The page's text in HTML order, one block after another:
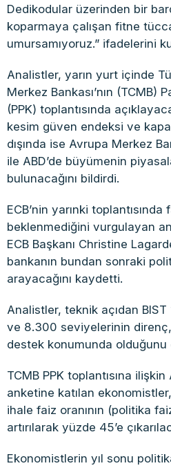
Dedikodular üzerinden bir
koparmaya çalışan fitne
umursamıyoruz.” ifadelerini
Analistler, yarın yurt içinde
Merkez Bankası’nın (TCMB)
(PPK) toplantısında
kesim güven endeksi ve
dışında ise Avrupa Merkez
ile ABD’de büyümenin
bulunacağını bildirdi.
ECB’nin yarınki
beklenmediğini vurgulayan
ECB Başkanı Christine
bankanın bundan sonraki
arayacağını kaydetti.
Analistler, teknik açıdan
ve 8.300 seviyelerinin
destek konumunda olduğunu
TCMB PPK toplantısına ilişkin
anketine katılan
ihale faiz oranının (politika
artırılarak yüzde 45’e
Ekonomistlerin yıl sonu